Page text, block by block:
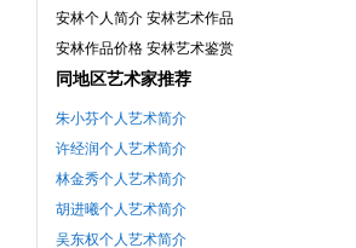
安林个人简介 安林艺术作品
安林作品价格 安林艺术鉴赏
同地区艺术家推荐
朱小芬个人艺术简介
许经润个人艺术简介
林金秀个人艺术简介
胡进曦个人艺术简介
吴东权个人艺术简介